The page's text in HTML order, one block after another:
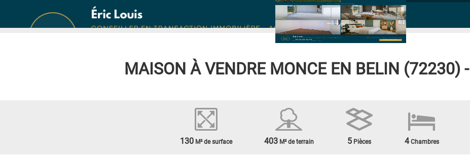
MAISON À VENDREMONCE EN BELIN (72230) -
130M² de surface 403M² de terrain 5Pièces 4Chambres